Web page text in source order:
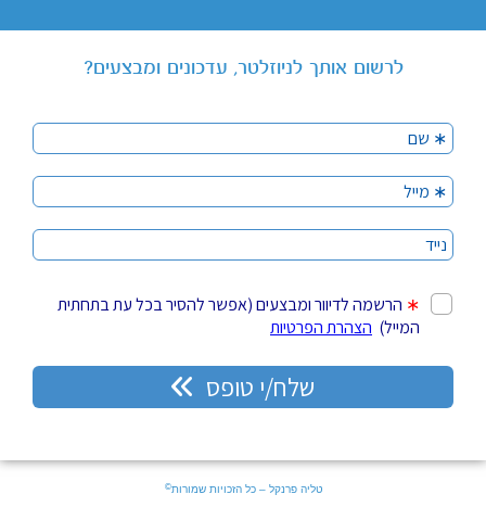
לרשום אותך לניוזלטר, עדכונים ומבצעים?
טליה פרנקל – כל הזכויות שמורות©